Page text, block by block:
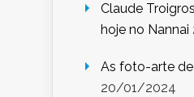
Claude
hoje no Nannai
As foto-arte
20/01/2024